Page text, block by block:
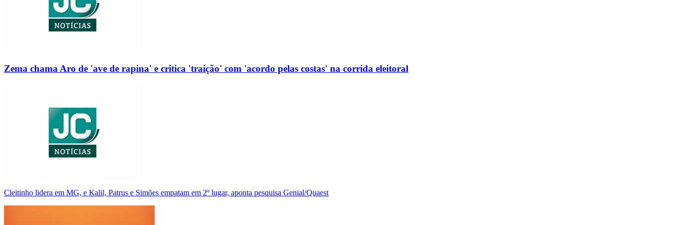
Zema chama Aro de 'ave de rapina' e critica 'traição' com 'acordo pelas costas' na corrida eleitoral
Cleitinho lidera em MG, e Kalil, Patrus e Simões empatam em 2º lugar, aponta pesquisa Genial/Quaest